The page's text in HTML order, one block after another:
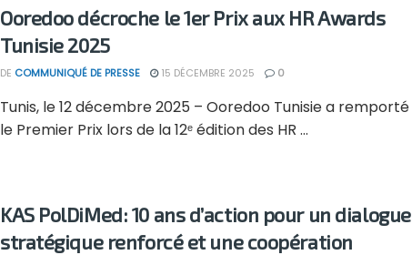
Ooredoo décroche le 1er Prix aux HR Awards
Tunisie 2025
DE COMMUNIQUÉ DE PRESSE 15 DÉCEMBRE 2025 0
Tunis, le 12 décembre 2025 – Ooredoo Tunisie a remporté
le Premier Prix lors de la 12ᵉ édition des HR ...
KAS PolDiMed: 10 ans d’action pour un dialogue
stratégique renforcé et une coopération